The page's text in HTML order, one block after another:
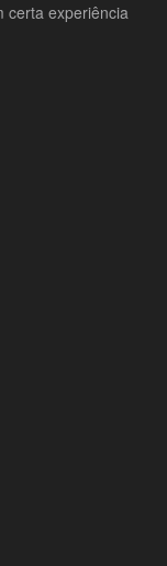
certa experiência